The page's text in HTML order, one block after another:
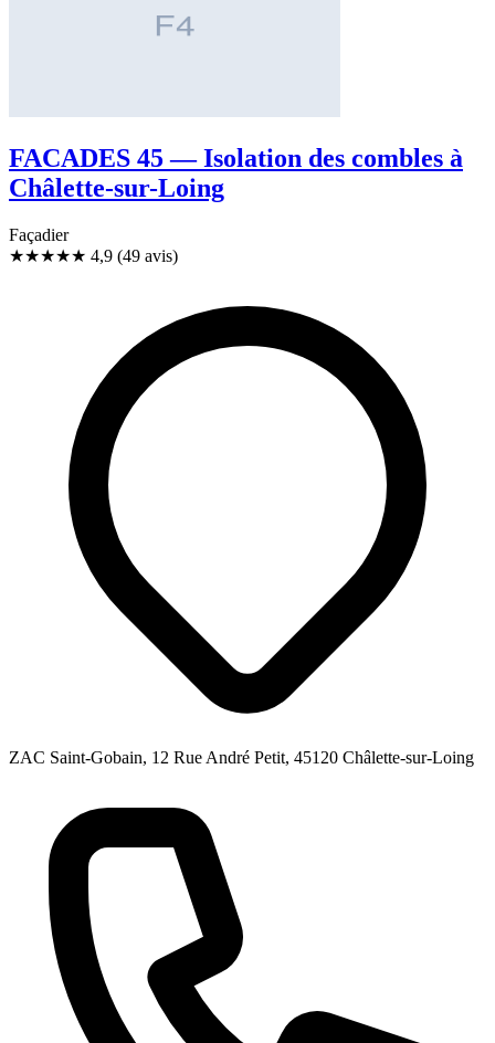
FACADES 45 — Isolation des combles à
Châlette-sur-Loing
Façadier
★★★★★ 4,9 (49 avis)
ZAC Saint-Gobain, 12 Rue André Petit, 45120 Châlette-sur-Loing